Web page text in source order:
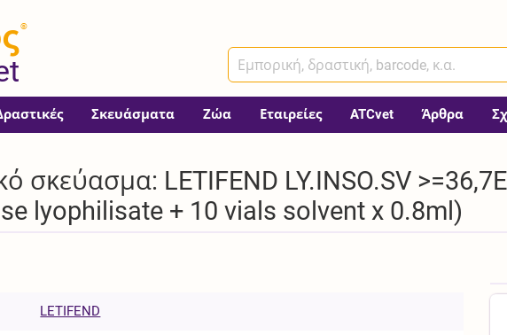
®
Σκευάσματα Ζώα Εταιρείες ATCvet Άρθρα
σκεύασμα: LETIFEND LY.INSO.SV
lyophilisate + 10 vials solvent x 0.8ml)
LETIFEND